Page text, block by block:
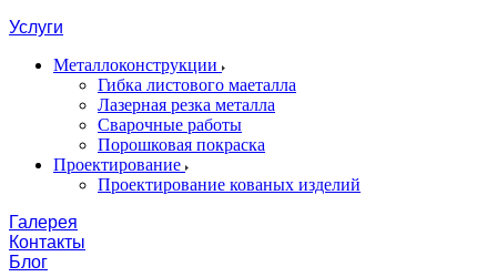
Услуги
Металлоконструкции
Гибка листового маеталла
Лазерная резка металла
Сварочные работы
Порошковая покраска
Проектирование
Проектирование кованых изделий
Галерея
Контакты
Блог